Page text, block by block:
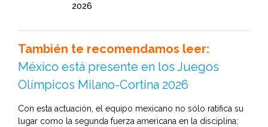
2026
También te recomendamos leer:
México está presente en los Juegos
Olímpicos Milano-Cortina 2026
Con esta actuación, el equipo mexicano no sólo ratifica su
lugar como la segunda fuerza americana en la disciplina;